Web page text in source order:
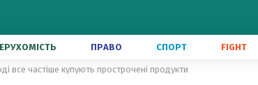
ПРАВО СПОРТ FIGHT
все частіше купують прострочені продукти